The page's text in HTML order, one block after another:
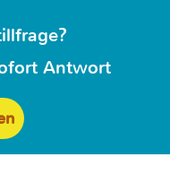
Antwort